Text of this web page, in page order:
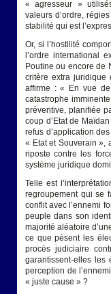
« agresseur »
valeurs d’ordre,
stabilité qui est
Or, si l’hostilité
l’ordre international
Poutine ou encore de
critère extra juridique
affirme : « En vue
catastrophe
préventive, planifiée
coup d’Etat de
refus d’application
« Etat et Souverain »,
riposte contre les
système juridique
Telle est
regroupement qui se
conflit avec l’ennemi
peuple dans son
majorité aléatoire
ce que pèsent les
procès judiciaire
garantissent-elles
perception de
« juste cause » ?